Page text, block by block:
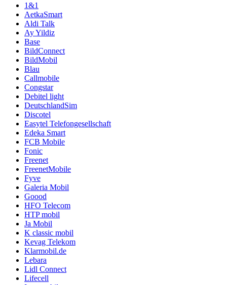
1&1
AetkaSmart
Aldi Talk
Ay Yildiz
Base
BildConnect
BildMobil
Blau
Callmobile
Congstar
Debitel light
DeutschlandSim
Discotel
Easytel Telefongesellschaft
Edeka Smart
FCB Mobile
Fonic
Freenet
FreenetMobile
Fyve
Galeria Mobil
Goood
HFO Telecom
HTP mobil
Ja Mobil
K classic mobil
Kevag Telekom
Klarmobil.de
Lebara
Lidl Connect
Lifecell